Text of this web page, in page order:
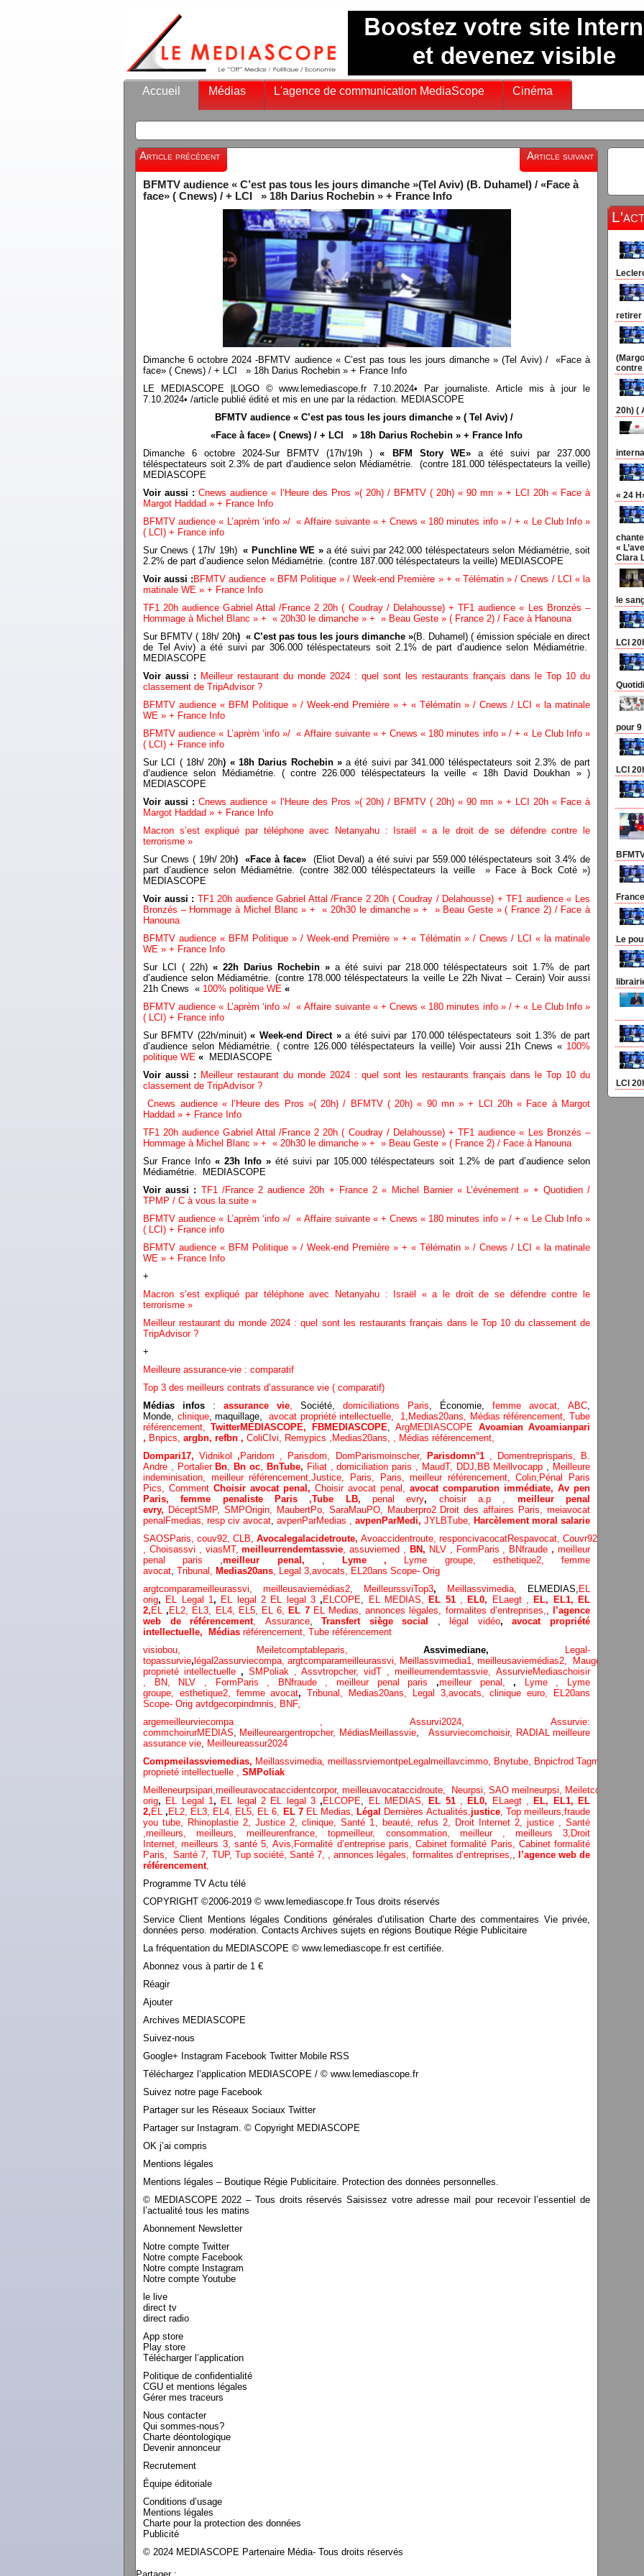
Accueil Médias L'agence de communication MediaScope Cinéma
Article précédent Article suivant
BFMTV audience « C’est pas tous les jours dimanche »(Tel Aviv) (B. Duhamel) / «Face à
face» ( Cnews) / + LCI » 18h Darius Rochebin » + France Info
Dimanche 6 octobre 2024 -BFMTV audience « C’est pas tous les jours dimanche » (Tel Aviv) / «Face à
face» ( Cnews) / + LCI » 18h Darius Rochebin » + France Info
LE MEDIASCOPE |LOGO © www.lemediascope.fr 7.10.2024• Par journaliste. Article mis à jour le
7.10.2024• /article publié édité et mis en une par la rédaction. MEDIASCOPE
BFMTV audience « C’est pas tous les jours dimanche » ( Tel Aviv) /
«Face à face» ( Cnews) / + LCI » 18h Darius Rochebin » + France Info
Dimanche 6 octobre 2024-Sur BFMTV (17h/19h )« BFM Story WE»a été suivi par 237.000
téléspectateurs soit 2.3% de part d’audience selon Médiamétrie. (contre 181.000 téléspectateurs la veille)
MEDIASCOPE
Voir aussi :Cnews audience « l’Heure des Pros »( 20h) / BFMTV ( 20h) « 90 mn » + LCI 20h « Face à
Margot Haddad » + France Info
BFMTV audience « L’aprèm ‘info »/ « Affaire suivante « + Cnews « 180 minutes info » / + « Le Club Info »
( LCI) + France info
Sur Cnews ( 17h/ 19h)« Punchline WE » a été suivi par 242.000 téléspectateurs selon Médiamétrie, soit
2.2% de part d’audience selon Médiamétrie. (contre 187.000 téléspectateurs la veille) MEDIASCOPE
Voir aussi : BFMTV audience « BFM Politique » / Week-end Première » + « Télématin » / Cnews / LCI « la
matinale WE » + France Info
TF1 20h audience Gabriel Attal /France 2 20h ( Coudray / Delahousse) + TF1 audience « Les Bronzés –
Hommage à Michel Blanc » + « 20h30 le dimanche » + » Beau Geste » ( France 2) / Face à Hanouna
Sur BFMTV ( 18h/ 20h) « C’est pas tous les jours dimanche »(B. Duhamel) ( émission spéciale en direct
de Tel Aviv) a été suivi par 306.000 téléspectateurs soit 2.1% de part d’audience selon Médiamétrie.
MEDIASCOPE
Voir aussi : Meilleur restaurant du monde 2024 : quel sont les restaurants français dans le Top 10 du
classement de TripAdvisor ?
BFMTV audience « BFM Politique » / Week-end Première » + « Télématin » / Cnews / LCI « la matinale
WE » + France Info
BFMTV audience « L’aprèm ‘info »/ « Affaire suivante « + Cnews « 180 minutes info » / + « Le Club Info »
( LCI) + France info
Sur LCI ( 18h/ 20h) « 18h Darius Rochebin »a été suivi par 341.000 téléspectateurs soit 2.3% de part
d’audience selon Médiamétrie. ( contre 226.000 téléspectateurs la veille « 18h David Doukhan » )
MEDIASCOPE
Voir aussi :Cnews audience « l’Heure des Pros »( 20h) / BFMTV ( 20h) « 90 mn » + LCI 20h « Face à
Margot Haddad » + France Info
Macron s’est expliqué par téléphone avec Netanyahu : Israël « a le droit de se défendre contre le
terrorisme »
Sur Cnews ( 19h/ 20h) «Face à face»(Eliot Deval) a été suivi par 559.000 téléspectateurs soit 3.4% de
part d’audience selon Médiamétrie. (contre 382.000 téléspectateurs la veille » Face à Bock Coté »)
MEDIASCOPE
Voir aussi : TF1 20h audience Gabriel Attal /France 2 20h ( Coudray / Delahousse) + TF1 audience « Les
Bronzés – Hommage à Michel Blanc » + « 20h30 le dimanche » + » Beau Geste » ( France 2) / Face à
Hanouna
BFMTV audience « BFM Politique » / Week-end Première » + « Télématin » / Cnews / LCI « la matinale
WE » + France Info
Sur LCI ( 22h) « 22h Darius Rochebin » a été suivi par 218.000 téléspectateurs soit 1.7% de part
d’audience selon Médiamétrie. (contre 178.000 téléspectateurs la veille Le 22h Nivat – Cerain) Voir aussi
21h Cnews « 100% politique WE «
BFMTV audience « L’aprèm ‘info »/ « Affaire suivante « + Cnews « 180 minutes info » / + « Le Club Info »
( LCI) + France info
Sur BFMTV (22h/minuit)« Week-end Direct »a été suivi par 170.000 téléspectateurs soit 1.3% de part
d’audience selon Médiamétrie. ( contre 126.000 téléspectateurs la veille) Voir aussi 21h Cnews « 100%
politique WE «
MEDIASCOPE
Voir aussi : Meilleur restaurant du monde 2024 : quel sont les restaurants français dans le Top 10 du
classement de TripAdvisor ?
Cnews audience « l’Heure des Pros »( 20h) / BFMTV ( 20h) « 90 mn » + LCI 20h « Face à Margot
Haddad » + France Info
TF1 20h audience Gabriel Attal /France 2 20h ( Coudray / Delahousse) + TF1 audience « Les Bronzés –
Hommage à Michel Blanc » + « 20h30 le dimanche » + » Beau Geste » ( France 2) / Face à Hanouna
Sur France Info « 23h Info » été suivi par 105.000 téléspectateurs soit 1.2% de part d’audience selon
Médiamétrie. MEDIASCOPE
Voir aussi : TF1 /France 2 audience 20h + France 2 « Michel Barnier « L’événement » + Quotidien /
TPMP / C à vous la suite »
BFMTV audience « L’aprèm ‘info »/ « Affaire suivante « + Cnews « 180 minutes info » / + « Le Club Info »
( LCI) + France info
BFMTV audience « BFM Politique » / Week-end Première » + « Télématin » / Cnews / LCI « la matinale
WE » + France Info
+
Macron s’est expliqué par téléphone avec Netanyahu : Israël « a le droit de se défendre contre le
terrorisme »
Meilleur restaurant du monde 2024 : quel sont les restaurants français dans le Top 10 du classement de
TripAdvisor ?
+
Meilleure assurance-vie : comparatif
Top 3 des meilleurs contrats d’assurance vie ( comparatif)
Médias infos : assurance vie, Société, domiciliations Paris, Économie, femme avocat, ABC,
Monde, clinique, maquillage, avocat propriété intellectuelle, 1, Medias20ans, Médias référencement,Tube
référencement, TwitterMEDIASCOPE, FBMEDIASCOPE,ArgMEDIASCOPE AvoamianAvoamianpari
, Bnpics, argbn, refbn , ColiCIvi, Remypics , Medias20ans, , Médias référencement,
Dompari17,Vidnikol, Paridom , Parisdom, DomParismoinscher, Parisdomn°1 , Domentreprisparis,
B.
Andre , Portalier Bn, Bn oc, BnTube, Filiat,domiciliation paris , MaudT, DDJ, BB Meillvocapp , Meilleure
indeminisation, meilleur référencement,Justice, Paris, Paris,meilleur référencement,Colin, Pénal Paris
Pics, Comment Choisir avocat penal, Choisir avocat penal, avocat comparution immédiate, Av pen
Paris,femme penaliste Paris,Tube LB,penal evry, choisir a.p , meilleur penal
evry, DéceptSMP, SMPOrigin, MaubertPo, SaraMauPO, Mauberpro2 Droit des affaires Paris,meiavocat
penalFmedias, resp civ avocat, avpenParMedias , avpenParMedi, JYLBTube, Harcèlement moral salarie
SAOSParis, couv92, CLB, Avocalegalacidetroute, Avoaccidentroute, responcivacocatRespavocat, Couvr92,
, Choisassvi , viasMT,meilleurrendemtassvie,assuviemed , BN, NLV , FormParis , BNfraude,meilleur
penal paris
,meilleur penal, , Lyme , Lyme groupe, esthetique2,femme
avocat, Tribunal, Medias20ans, Legal 3,avocats, EL20ans Scope- Orig
argtcomparameilleurassvi, meilleusaviemédias2, MeilleurssviTop3, Meillassvimedia, ELMEDIAS, EL
orig, EL Legal 1, EL legal 2 EL legal 3 , ELCOPE, EL MEDIAS, EL 51, EL0, ELaegt , EL, EL1, EL
2, EL , EL2, EL3, EL4, EL5, EL 6, EL 7 EL Medias,annonces légales, formalites d’entreprises,,
l’agence
web de référencement, Assurance,Transfert siège social , légal vidéo,
avocat propriété
intellectuelle, Médias référencement, Tube référencement
visiobou, Meiletcomptableparis, Assvimediane,
Legal-
topassurvie, légal2assurviecompa, argtcomparameilleurassvi, Meillassvimedia1, meilleusaviemédias2, Maugepodecep,
proprieté intellectuelle , SMPoliak ,Assvtropcher,vidT ,meilleurrendemtassvie,AssurvieMediaschoisir
,
BN, NLV , FormParis , BNfraude , meilleur penal paris ,meilleur penal,, Lyme ,
Lyme
groupe, esthetique2, femme avocat,Tribunal, Medias20ans, Legal 3,avocats, cliniqueeuro,
EL20ans
Scope- Orig avtdgecorpindmnis, BNF,
argemeilleurviecompa , Assurvi2024,Assurvie:
commchoirurMEDIAS, Meilleureargentropcher, Médias Meillassvie,Assurviecomchoisir, RADIAL meilleure
assurance vie, Meilleureassur2024
Compmeilassviemedias, Meillassvimedia, meillassrviemontpeLegalmeillavcimmo, Bnytube, Bnpicfrod
proprieté intellectuelle , SMPoliak
Meilleneurpsipari,meilleuravocataccidentcorpor, meilleuavocataccidroute, Neurpsi, SAO meilneurpsi,
orig, EL Legal 1, EL legal 2 EL legal 3 , ELCOPE, EL MEDIAS, EL 51, EL0, ELaegt , EL, EL1, EL
2, EL , EL2, EL3, EL4, EL5, EL 6, EL 7 EL Medias, Légal Dernières Actualités,justice, Top meilleurs,fraude
you tube, Rhinoplastie 2,Justice 2,clinique,Santé 1, beauté, refus 2, Droit Internet 2, justice, Santé
,meilleurs,meilleurs,meilleurenfrance,topmeilleur, consommation, meilleur , meilleurs 3, Droit
Internet,meilleurs 3, santé 5,Avis, Formalité d’entreprise paris, Cabinet formalité Paris, Cabinet formalité
Paris,
Santé 7, TUP, Tup société, Santé 7, ,annonces légales, formalites d’entreprises,, l’agence web de
référencement,
Programme TV Actu télé
COPYRIGHT ©2006-2019 © www.lemediascope.fr Tous droits réservés
Service Client Mentions légales Conditions générales d’utilisation Charte des commentaires Vie privée,
données perso. modération. Contacts Archives sujets en régions Boutique Régie Publicitaire
La fréquentation du MEDIASCOPE © www.lemediascope.fr est certifiée.
Abonnez vous à partir de 1 €
Réagir
Ajouter
Archives MEDIASCOPE
Suivez-nous
Google+ Instagram Facebook Twitter Mobile RSS
Téléchargez l’application MEDIASCOPE / © www.lemediascope.fr
Suivez notre page Facebook
Partager sur les Réseaux Sociaux Twitter
Partager sur Instagram. © Copyright MEDIASCOPE
OK j’ai compris
Mentions légales
Mentions légales – Boutique Régie Publicitaire. Protection des données personnelles.
© MEDIASCOPE 2022 – Tous droits réservés Saisissez votre adresse mail pour recevoir l’essentiel de
l’actualité tous les matins
Abonnement Newsletter
Notre compte Twitter
Notre compte Facebook
Notre compte Instagram
Notre compte Youtube
le live
direct tv
direct radio
App store
Play store
Télécharger l’application
Politique de confidentialité
CGU et mentions légales
Gérer mes traceurs
Nous contacter
Qui sommes-nous?
Charte déontologique
Devenir annonceur
Recrutement
Équipe éditoriale
Conditions d’usage
Mentions légales
Charte pour la protection des données
Publicité
© 2024 MEDIASCOPE Partenaire Média- Tous droits réservés
retirer
contre
20h) (
« 24
«
Clara
le
LCI
pour 9
LCI
Le
LCI